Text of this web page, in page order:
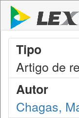
Tipo
Artigo de
Autor
Chagas,